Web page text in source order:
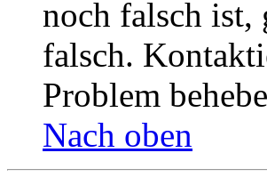
noch falsch ist,
falsch.
Problem
Nach oben